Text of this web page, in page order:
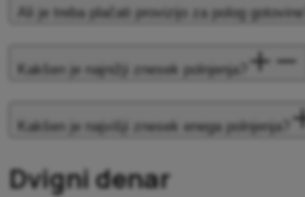
Ali je treba plačati provizijo za polog gotovine?
Kakšen je najnižji znesek polnjenja?
Kakšen je najvišji znesek enega polnjenja?
Dvigni denar